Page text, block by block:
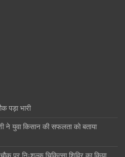
पड़ा भारी
युवा किसान की सफलता को बताया